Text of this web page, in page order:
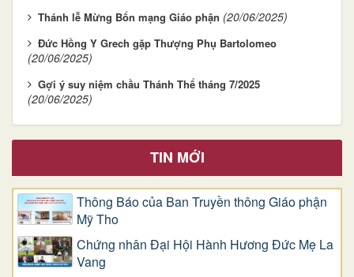
Thánh lễ Mừng Bổn mạng Giáo phận (20/06/2025)
Đức Hồng Y Grech gặp Thượng Phụ Bartolomeo
(20/06/2025)
Gợi ý suy niệm chầu Thánh Thể tháng 7/2025
(20/06/2025)
TIN MỚI
Thông Báo của Ban Truyền thông Giáo phận
Mỹ Tho
Chứng nhân Đại Hội Hành Hương Đức Mẹ La
Vang